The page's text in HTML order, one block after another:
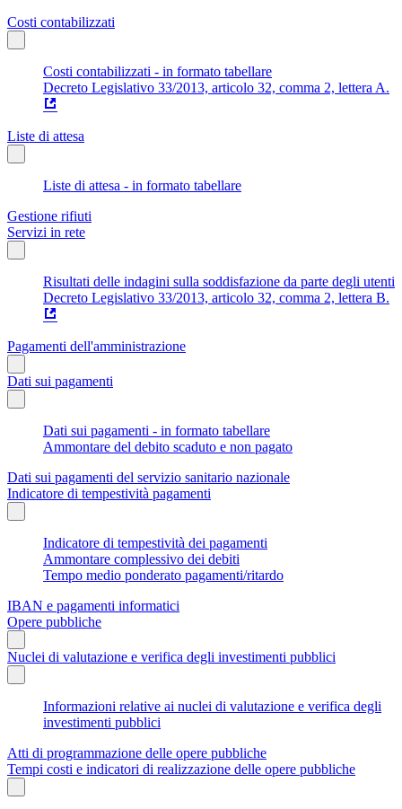
Costi contabilizzati
Costi contabilizzati - in formato tabellare
Decreto Legislativo 33/2013, articolo 32, comma 2, lettera A.
Liste di attesa
Liste di attesa - in formato tabellare
Gestione rifiuti
Servizi in rete
Risultati delle indagini sulla soddisfazione da parte degli utenti
Decreto Legislativo 33/2013, articolo 32, comma 2, lettera B.
Pagamenti dell'amministrazione
Dati sui pagamenti
Dati sui pagamenti - in formato tabellare
Ammontare del debito scaduto e non pagato
Dati sui pagamenti del servizio sanitario nazionale
Indicatore di tempestività pagamenti
Indicatore di tempestività dei pagamenti
Ammontare complessivo dei debiti
Tempo medio ponderato pagamenti/ritardo
IBAN e pagamenti informatici
Opere pubbliche
Nuclei di valutazione e verifica degli investimenti pubblici
Informazioni relative ai nuclei di valutazione e verifica degli
investimenti pubblici
Atti di programmazione delle opere pubbliche
Tempi costi e indicatori di realizzazione delle opere pubbliche